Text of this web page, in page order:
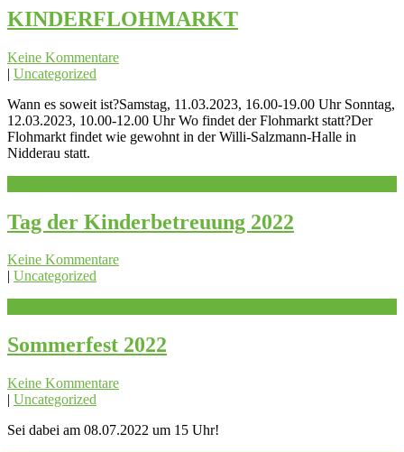
KINDERFLOHMARKT
Keine Kommentare
| Uncategorized
Wann es soweit ist?Samstag, 11.03.2023, 16.00-19.00 Uhr Sonntag,
12.03.2023, 10.00-12.00 Uhr Wo findet der Flohmarkt statt?Der
Flohmarkt findet wie gewohnt in der Willi-Salzmann-Halle in
Nidderau statt.
Tag der Kinderbetreuung 2022
Keine Kommentare
Uncategorized
Sommerfest 2022
Keine Kommentare
| Uncategorized
Sei dabei am 08.07.2022 um 15 Uhr!